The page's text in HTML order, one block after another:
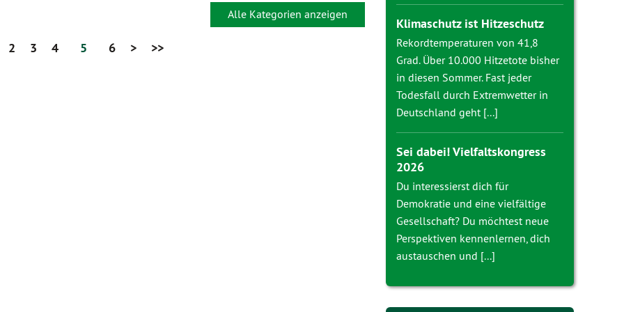
Alle Kategorien anzeigen
2 3 4 5 6 > >>
Klimaschutz ist Hitzeschutz
Rekordtemperaturen von 41,8
Grad. Über 10.000 Hitzetote bisher
in diesen Sommer. Fast jeder
Todesfall durch Extremwetter in
Deutschland geht [...]
Sei dabei! Vielfaltskongress
2026
Du interessierst dich für
Demokratie und eine vielfältige
Gesellschaft? Du möchtest neue
Perspektiven kennenlernen, dich
austauschen und [...]